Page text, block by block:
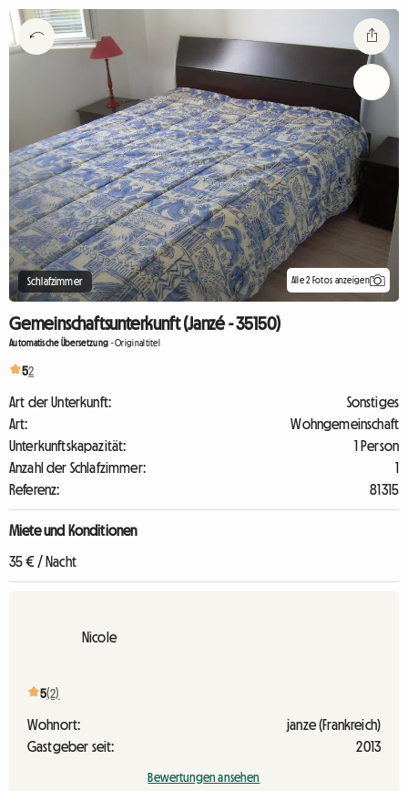
Schlafzimmer Alle 2 Fotos anzeigen
Gemeinschaftsunterkunft (Janzé - 35150)
Automatische Übersetzung -Originaltitel
52
Art der Unterkunft:
Sonstiges
Art:
Wohngemeinschaft
Unterkunftskapazität:
1 Person
Anzahl der Schlafzimmer:
1
Referenz:
81315
Miete und Konditionen
35 € / Nacht
Nicole
5(2)
Wohnort:
janze (Frankreich)
Gastgeber seit:
2013
Bewertungen ansehen